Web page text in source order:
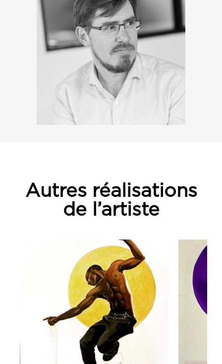
Autres réalisations
de l’artiste